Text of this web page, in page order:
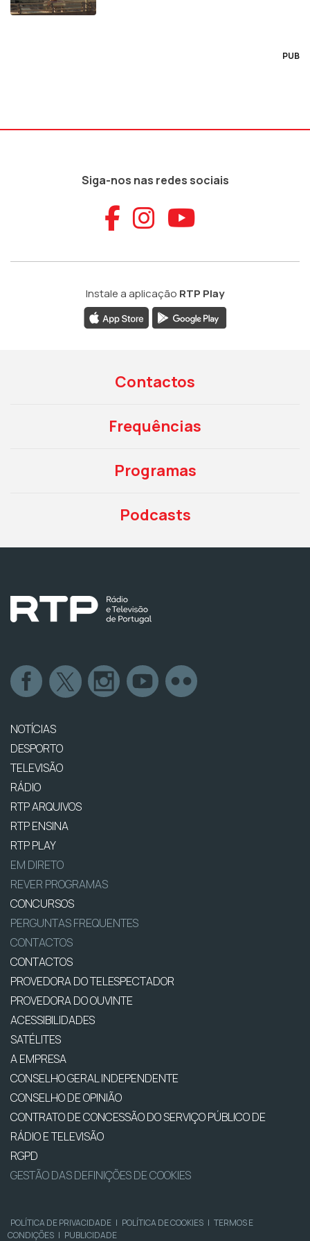
PUB
Siga-nos nas redes sociais
Aceder ao
Aceder ao
Aceder
Instale a aplicação RTP Play
Contactos
Frequências
Programas
Podcasts
NOTÍCIAS
DESPORTO
TELEVISÃO
RÁDIO
RTP ARQUIVOS
RTP ENSINA
RTP PLAY
EM DIRETO
REVER PROGRAMAS
CONCURSOS
PERGUNTAS FREQUENTES
CONTACTOS
CONTACTOS
PROVEDORA DO TELESPECTADOR
PROVEDORA DO OUVINTE
ACESSIBILIDADES
SATÉLITES
A EMPRESA
CONSELHO GERAL INDEPENDENTE
CONSELHO DE OPINIÃO
CONTRATO DE CONCESSÃO DO SERVIÇO PÚBLICO DE
RÁDIO E TELEVISÃO
RGPD
GESTÃO DAS DEFINIÇÕES DE COOKIES
POLÍTICA DE PRIVACIDADE | POLÍTICA DE COOKIES | TERMOS E
CONDIÇÕES | PUBLICIDADE